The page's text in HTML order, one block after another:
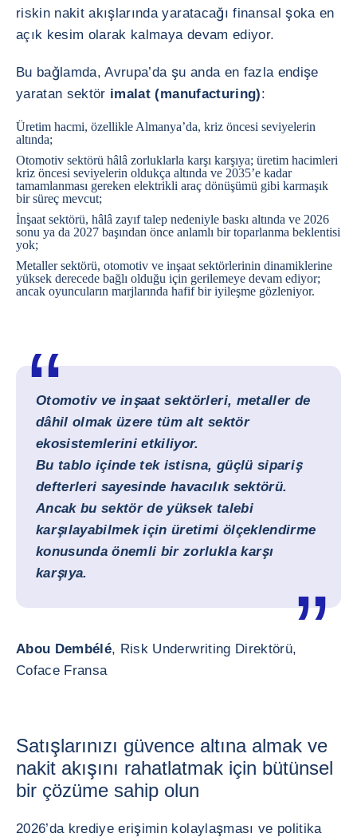
riskin nakit akışlarında yaratacağı finansal şoka en
açık kesim olarak kalmaya devam ediyor.
Bu bağlamda, Avrupa’da şu anda en fazla endişe
yaratan sektör imalat (manufacturing):
Üretim hacmi, özellikle Almanya’da, kriz öncesi seviyelerin
altında;
Otomotiv sektörü hâlâ zorluklarla karşı karşıya; üretim hacimleri
kriz öncesi seviyelerin oldukça altında ve 2035’e kadar
tamamlanması gereken elektrikli araç dönüşümü gibi karmaşık
bir süreç mevcut;
İnşaat sektörü, hâlâ zayıf talep nedeniyle baskı altında ve 2026
sonu ya da 2027 başından önce anlamlı bir toparlanma beklentisi
yok;
Metaller sektörü, otomotiv ve inşaat sektörlerinin dinamiklerine
yüksek derecede bağlı olduğu için gerilemeye devam ediyor;
ancak oyuncuların marjlarında hafif bir iyileşme gözleniyor.
Otomotiv ve inşaat sektörleri, metaller de
dâhil olmak üzere tüm alt sektör
ekosistemlerini etkiliyor.
Bu tablo içinde tek istisna, güçlü sipariş
defterleri sayesindehavacılık sektörü.
Ancak bu sektör de yüksek talebi
karşılayabilmek için üretimi ölçeklendirme
konusunda önemli bir zorlukla karşı
karşıya.
Abou Dembélé, Risk Underwriting Direktörü,
Coface Fransa
Satışlarınızı güvence altına almak ve
nakit akışını rahatlatmak için bütünsel
bir çözüme sahip olun
2026’da krediye erişimin kolaylaşması ve politika